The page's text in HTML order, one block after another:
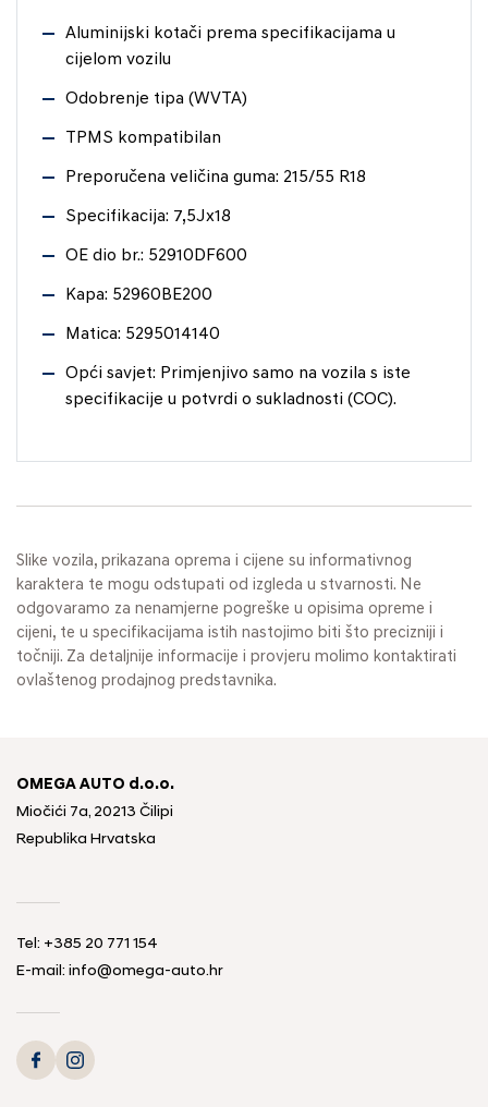
Aluminijski kotači prema specifikacijama u
cijelom vozilu
Odobrenje tipa (WVTA)
TPMS kompatibilan
Preporučena veličina guma: 215/55 R18
Specifikacija: 7,5Jx18
OE dio br.: 52910DF600
Kapa: 52960BE200
Matica: 5295014140
Opći savjet: Primjenjivo samo na vozila s iste
specifikacije u potvrdi o sukladnosti (COC).
Slike vozila, prikazana oprema i cijene su informativnog
karaktera te mogu odstupati od izgleda u stvarnosti. Ne
odgovaramo za nenamjerne pogreške u opisima opreme i
cijeni, te u specifikacijama istih nastojimo biti što precizniji i
točniji. Za detaljnije informacije i provjeru molimo kontaktirati
ovlaštenog prodajnog predstavnika.
OMEGA AUTO d.o.o.
Miočići 7a, 20213 Čilipi
Republika Hrvatska
Tel: +385 20 771 154
E-mail: info@omega-auto.hr